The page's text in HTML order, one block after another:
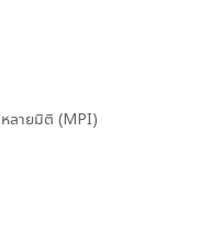
ลายมิติ (MPI)